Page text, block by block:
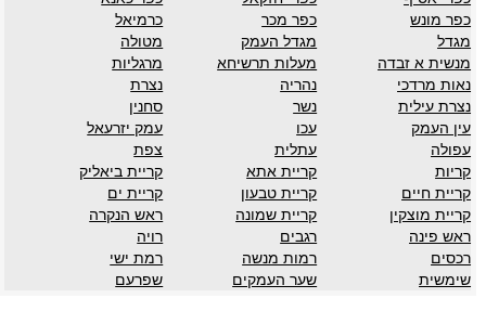
כפר מונש
כפר מכר
כרמיאל
מגדל
מגדל העמק
מטולה
מנשית א זבדה
מעלות תרשיחא
מרגליות
נאות מרדכי
נהריה
נצרת
נצרת עילית
נשר
סחנין
עין העמק
עכו
עמק יזרעאל
עפולה
עתלית
צפת
קריות
קריית אתא
קריית ביאליק
קריית חיים
קריית טבעון
קריית ים
קריית מוצקין
קריית שמונה
ראש הנקרה
ראש פינה
רגבים
רויה
רכסים
רמות מנשה
רמת ישי
שימשית
שער העמקים שפרעם